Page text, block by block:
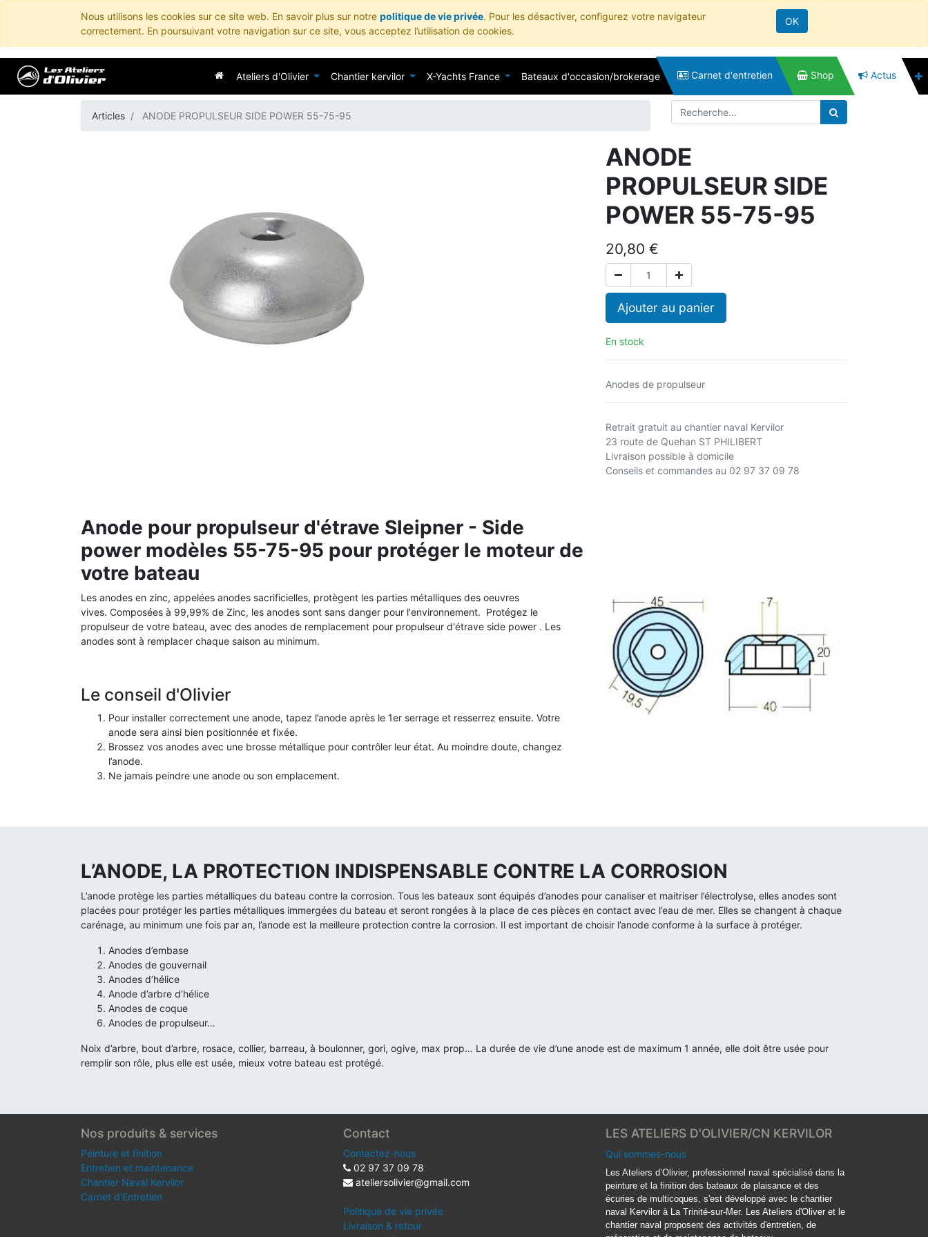
Nous utilisons les cookies sur ce site web. En savoir plus sur notre politique de vie privée. Pour les désactiver, configurez votre navigateur
correctement. En poursuivant votre navigation sur ce site, vous acceptez l’utilisation de cookies.
OK
Ateliers d'Olivier Chantier kervilor X-Yachts France Bateaux d'occasion/brokerage Carnet d'entretien Shop Actus
Articles ANODE PROPULSEUR SIDE POWER 55-75-95
ANODE
PROPULSEUR SIDE
POWER 55-75-95
20,80 €
Ajouter au panier
En stock
Anodes de propulseur
Retrait gratuit au chantier naval Kervilor
23 route de Quehan ST PHILIBERT
Livraison possible à domicile
Conseils et commandes au 02 97 37 09 78
Anode pour propulseur d'étrave Sleipner - Side
power modèles 55-75-95 pour protéger le moteur de
votre bateau
Les anodes en zinc, appelées anodes sacrificielles, protègent les parties métalliques des oeuvres
vives. Composées à 99,99% de Zinc, les anodes sont sans danger pour l'environnement. Protégez le
propulseur de votre bateau, avec des anodes de remplacement pour propulseur d'étrave side power . Les
anodes sont à remplacer chaque saison au minimum.
Le conseil d'Olivier
Pour installer correctement une anode, tapez l’anode après le 1er serrage et resserrez ensuite. Votre
anode sera ainsi bien positionnée et fixée.
Brossez vos anodes avec une brosse métallique pour contrôler leur état. Au moindre doute, changez
l’anode.
Ne jamais peindre une anode ou son emplacement.
L’ANODE, LA PROTECTION INDISPENSABLE CONTRE LA CORROSION
L’anode protège les parties métalliques du bateau contre la corrosion. Tous les bateaux sont équipés d’anodes pour canaliser et maitriser l’électrolyse, elles anodes sont
placées pour protéger les parties métalliques immergées du bateau et seront rongées à la place de ces pièces en contact avec l’eau de mer. Elles se changent à chaque
carénage, au minimum une fois par an, l’anode est la meilleure protection contre la corrosion. Il est important de choisir l’anode conforme à la surface à protéger.
Anodes d’embase
Anodes de gouvernail
Anodes d’hélice
Anode d’arbre d’hélice
Anodes de coque
Anodes de propulseur…
Noix d’arbre, bout d’arbre, rosace, collier, barreau, à boulonner, gori, ogive, max prop… La durée de vie d’une anode est de maximum 1 année, elle doit être usée pour
remplir son rôle, plus elle est usée, mieux votre bateau est protégé.
Nos produits & services
Peinture et finition
Entretien et maintenance
Chantier Naval Kervilor
Carnet d'Entretien
Contact
Contactez-nous
02 97 37 09 78
ateliersolivier@gmail.com
Politique de vie privée
Livraison & retour
LES ATELIERS D'OLIVIER/CN KERVILOR
Qui sommes-nous
Les Ateliers d’Olivier, professionnel naval spécialisé dans la
peinture et la finition des bateaux de plaisance et des
écuries de multicoques, s'est développé avec le chantier
naval Kervilor à La Trinité-sur-Mer. Les Ateliers d'Oliver et le
chantier naval proposent des activités d'entretien, de